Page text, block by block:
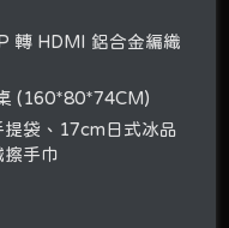
轉 HDMI 鋁合金編織
(160*80*74CM)
提袋、17cm日式冰品
手巾